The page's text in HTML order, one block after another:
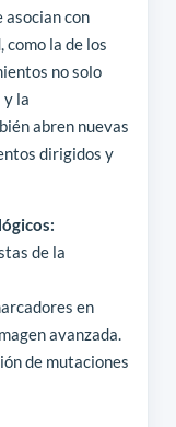
asocian con
la de los
no solo
y la
abren nuevas
dirigidos y
de la
en
avanzada.
de mutaciones